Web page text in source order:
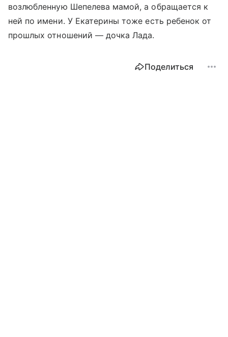
возлюбленную Шепелева мамой, а обращается к
ней по имени. У Екатерины тоже есть ребенок от
прошлых отношений — дочка Лада.
Поделиться